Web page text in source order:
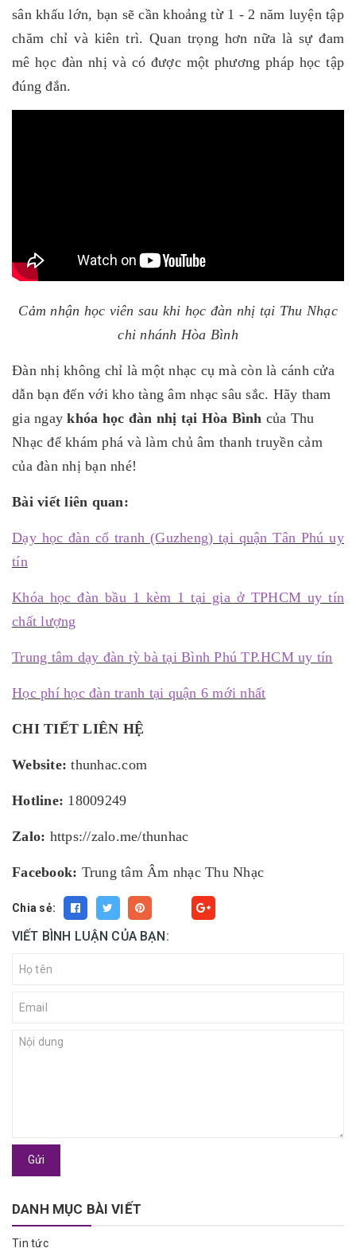
sân khấu lớn, bạn sẽ cần khoảng từ 1 - 2 năm luyện tập
chăm chỉ và kiên trì. Quan trọng hơn nữa là sự đam
mê học đàn nhị và có được một phương pháp học tập
đúng đắn.
Cảm nhận học viên sau khi học đàn nhị tại Thu Nhạc
chi nhánh Hòa Bình
Đàn nhị không chỉ là một nhạc cụ mà còn là cánh cửa
dẫn bạn đến với kho tàng âm nhạc sâu sắc. Hãy tham
gia ngaykhóa học đàn nhị tại Hòa Bình của Thu
Nhạc để khám phá và làm chủ âm thanh truyền cảm
của đàn nhị bạn nhé!
Bài viết liên quan:
Dạy học đàn cổ tranh (Guzheng) tại quận Tân Phú uy
tín
Khóa học đàn bầu 1 kèm 1 tại gia ở TPHCM uy tín
chất lượng
Trung tâm dạy đàn tỳ bà tại Bình Phú TP.HCM uy tín
Học phí học đàn tranh tại quận 6 mới nhất
CHI TIẾT LIÊN HỆ
Website: thunhac.com
Hotline: 18009249
Zalo: https://zalo.me/thunhac
Facebook: Trung tâm Âm nhạc Thu Nhạc
Chia sẻ:
VIẾT BÌNH LUẬN CỦA BẠN:
Gửi
DANH MỤC BÀI VIẾT
Tin tức